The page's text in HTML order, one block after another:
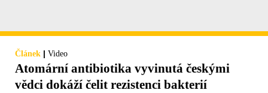
Článek | Video
Atomární antibiotika vyvinutá českými
vědci dokáží čelit rezistenci bakterií